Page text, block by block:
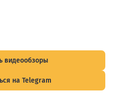
видеообзоры
на Telegram